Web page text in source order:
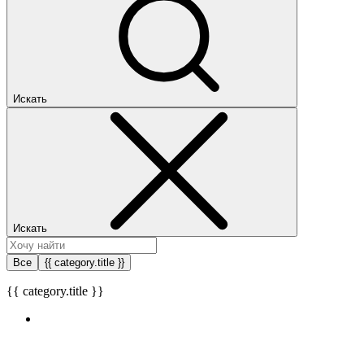
Искать
Искать
Все {{ category.title }}
{{ category.title }}